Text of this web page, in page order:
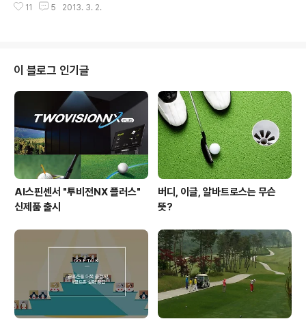
소재로한 골프채를 사용했고 벤호건은 초기 스틸샤프를 사
운딩을 하시는 분들이 계시더라구요. 아직 쌀쌀한 기운이
분이 필드에서 라운딩을 하시며 겪을수 있는 여러가지 상
황들 중에서 가장 어려운것들 중 한가지인 “거리측정의 착
각” 이란 주제에 대해 말씀 드릴까 합니다. 필드에서의 거
리측정이란 프로선수들에게도 여간 골치 아픈 일이 아닐
수 없는데요, 자신이 측정한 거리에 맞게 클럽을 뽑아 쳤는
데도 거리가 어처구니 없이 길거나 혹은 ..
11 5 2013. 3. 2.
이 블로그 인기글
AI스핀센서 "투비전NX 플러스"
신제품 출시
버디, 이글, 알바트로스는 무슨
뜻?